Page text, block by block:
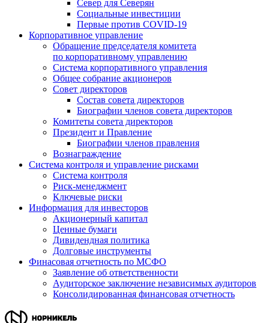
Север для Северян
Социальные инвестиции
Первые против COVID‑19
Корпоративное управление
Обращение председателя комитета
по корпоративному управлению
Система корпоративного управления
Общее собрание акционеров
Совет директоров
Состав совета директоров
Биографии членов совета директоров
Комитеты совета директоров
Президент и Правление
Биографии членов правления
Вознаграждение
Система контроля и управление рисками
Система контроля
Риск-менеджмент
Ключевые риски
Информация для инвесторов
Акционерный капитал
Ценные бумаги
Дивидендная политика
Долговые инструменты
Финасовая отчетность по МСФО
Заявление об ответственности
Аудиторское заключение независимых аудиторов
Консолидированная финансовая отчетность